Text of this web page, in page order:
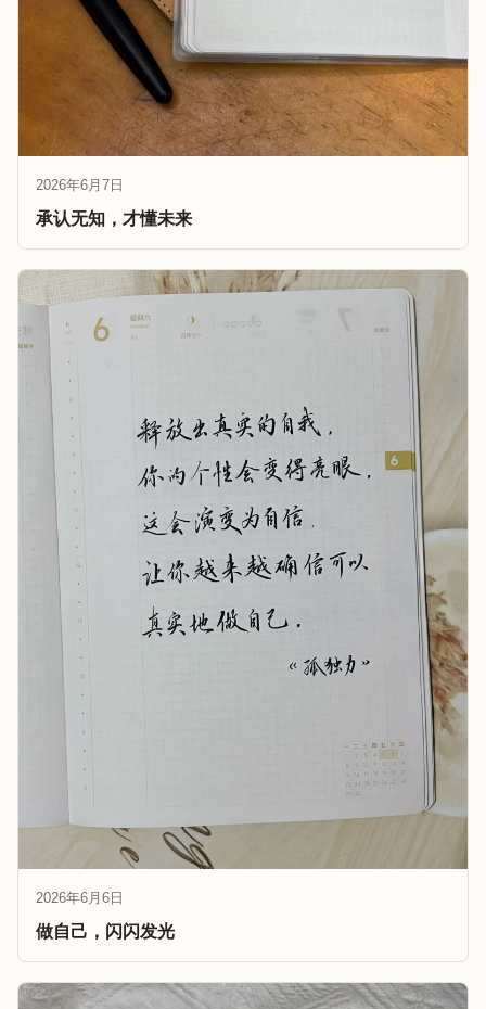
2026年6月7日
承认无知，才懂未来
2026年6月6日
做自己，闪闪发光